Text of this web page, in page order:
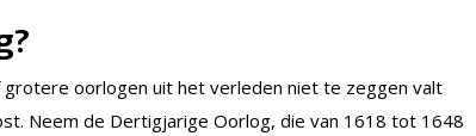
oorlogen uit het verleden niet te zeggen valt
Neem de Dertigjarige Oorlog, die van 1618 tot 1648